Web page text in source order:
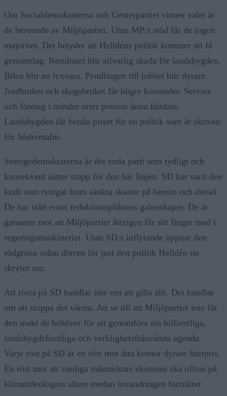
Om Socialdemokraterna och Centerpartiet vinner valet är
de beroende av Miljöpartiet. Utan MP:s stöd får de ingen
majoritet. Det betyder att Helldéns politik kommer att få
genomslag. Resultatet blir allvarlig skada för landsbygden.
Bilen blir en lyxvara. Pendlingen till jobbet blir dyrare.
Jordbruket och skogsbruket får högre kostnader. Service
och företag i mindre orter pressas ännu hårdare.
Landsbygden får betala priset för en politik som är skriven
för Södermalm.
Sverigedemokraterna är det enda parti som tydligt och
konsekvent sätter stopp för den här linjen. SD har varit den
kraft som tvingat fram sänkta skatter på bensin och diesel.
De har stått emot reduktionspliktens galenskaper. De är
garanten mot att Miljöpartiet återigen får sitt finger med i
regeringsmaskineriet. Utan SD:s inflytande öppnar den
rödgröna sidan dörren för just den politik Helldén nu
skryter om.
Att rösta på SD handlar inte om att gilla allt. Det handlar
om att stoppa det värsta. Att se till att Miljöpartiet inte får
den makt de behöver för att genomföra sin bilfientliga,
landsbygdsfientliga och verklighetsfrånvända agenda.
Varje röst på SD är en röst mot åtta kronor dyrare literpris.
En röst mot att vanliga människors ekonomi ska offras på
klimatideologins altare medan invandringen fortsätter.